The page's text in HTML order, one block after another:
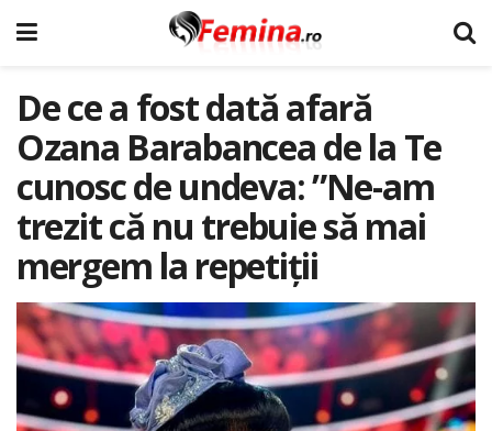
De ce a fost dată afară
Ozana Barabancea de la Te
cunosc de undeva: ”Ne-am
trezit că nu trebuie să mai
mergem la repetiții